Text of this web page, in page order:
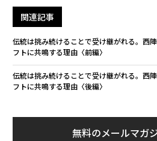
関連記事
伝統は挑み続けることで受け継がれる。西
フトに共鳴する理由〈前編〉
伝統は挑み続けることで受け継がれる。西
フトに共鳴する理由〈後編〉
無料のメールマガ